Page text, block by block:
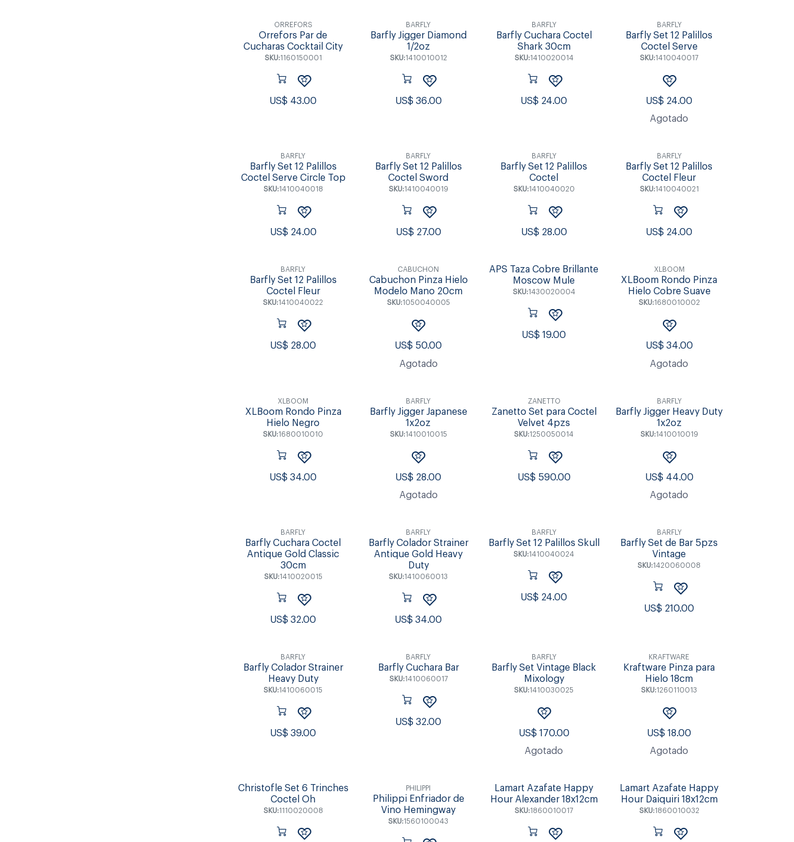
ORREFORS
Orrefors Par de
Cucharas Cocktail City
SKU:1160150001
US$ 43.00
BARFLY
Barfly Jigger Diamond
1/2oz
SKU:1410010012
US$ 36.00
BARFLY
Barfly Cuchara Coctel
Shark 30cm
SKU:1410020014
US$ 24.00
BARFLY
Barfly Set 12 Palillos
Coctel Serve
SKU:1410040017
US$ 24.00
Agotado
BARFLY
Barfly Set 12 Palillos
Coctel Serve Circle Top
SKU:1410040018
US$ 24.00
BARFLY
Barfly Set 12 Palillos
Coctel Sword
SKU:1410040019
US$ 27.00
BARFLY
Barfly Set 12 Palillos
Coctel
SKU:1410040020
US$ 28.00
BARFLY
Barfly Set 12 Palillos
Coctel Fleur
SKU:1410040021
US$ 24.00
BARFLY
Barfly Set 12 Palillos
Coctel Fleur
SKU:1410040022
US$ 28.00
CABUCHON
Cabuchon Pinza Hielo
Modelo Mano 20cm
SKU:1050040005
US$ 50.00
Agotado
APS Taza Cobre Brillante
Moscow Mule
SKU:1430020004
US$19.00
XLBOOM
XLBoom Rondo Pinza
Hielo Cobre Suave
SKU:1680010002
US$ 34.00
Agotado
XLBOOM
XLBoom Rondo Pinza
Hielo Negro
SKU:1680010010
US$34.00
BARFLY
Barfly Jigger Japanese
1x2oz
SKU:1410010015
US$ 28.00
Agotado
ZANETTO
Zanetto Set para Coctel
Velvet 4pzs
SKU:1250050014
US$ 590.00
BARFLY
Barfly Jigger Heavy Duty
1x2oz
SKU:1410010019
US$ 44.00
Agotado
BARFLY
Barfly Cuchara Coctel
Antique Gold Classic
30cm
SKU:1410020015
US$32.00
BARFLY
Barfly Colador Strainer
Antique Gold Heavy
Duty
SKU:1410060013
US$34.00
BARFLY
Barfly Set 12 Palillos Skull
SKU:1410040024
US$ 24.00
BARFLY
Barfly Set de Bar 5pzs
Vintage
SKU:1420060008
US$ 210.00
BARFLY
Barfly Colador Strainer
Heavy Duty
SKU:1410060015
US$39.00
BARFLY
Barfly Cuchara Bar
SKU:1410060017
US$32.00
BARFLY
Barfly Set Vintage Black
Mixology
SKU:1410030025
US$ 170.00
Agotado
KRAFTWARE
Kraftware Pinza para
Hielo 18cm
SKU:1260110013
US$18.00
Agotado
Christofle Set 6 Trinches
Coctel Oh
SKU:1110020008
PHILIPPI
Philippi Enfriador de
Vino Hemingway
SKU:1560100043
Lamart Azafate Happy
Hour Alexander 18x12cm
SKU:1860010017
Lamart Azafate Happy
Hour Daiquiri 18x12cm
SKU:1860010032